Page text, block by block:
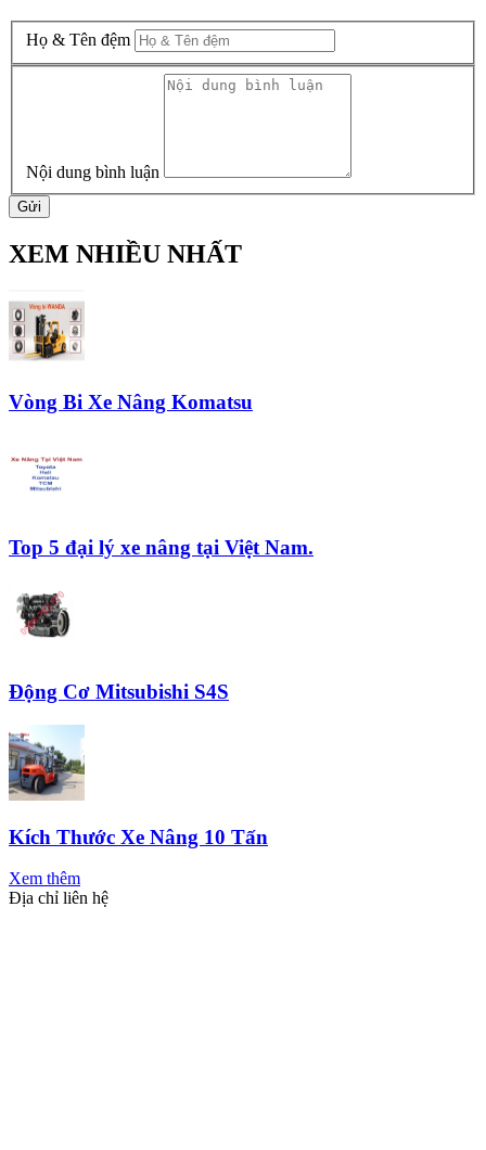
Họ & Tên đệm
Nội dung bình luận
Gửi
XEM NHIỀU NHẤT
Vòng Bi Xe Nâng Komatsu
Top 5 đại lý xe nâng tại Việt Nam.
Động Cơ Mitsubishi S4S
Kích Thước Xe Nâng 10 Tấn
Xem thêm
Địa chỉ liên hệ